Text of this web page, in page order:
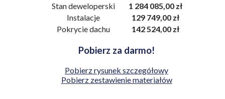
Stan deweloperski
1 284 085,00 zł
Instalacje
129 749,00 zł
Pokrycie dachu
142 524,00 zł
Pobierz za darmo!
Pobierz rysunek szczegółowy
Pobierz zestawienie materiałów